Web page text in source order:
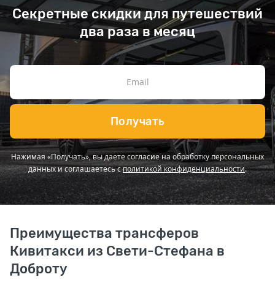
Секретные скидки для путешествий
два раза в месяц
Получать
Нажимая «Получать», вы даете согласие на обработку персональных
данных и соглашаетесь сполитикой конфиденциальности.
Преимущества трансферов
Кивитакси из Свети-Стефана в
Доброту